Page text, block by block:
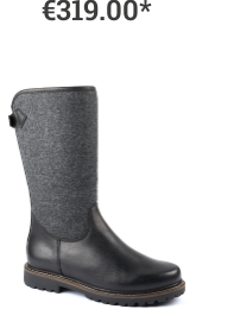
€319.00*